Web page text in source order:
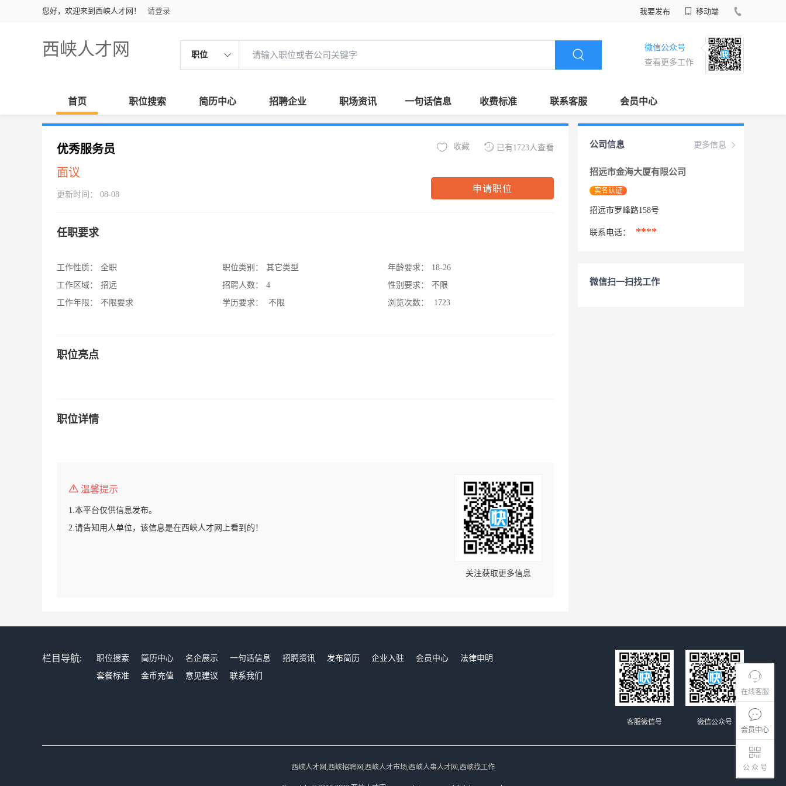
您好，欢迎来到西峡人才网！ 请登录 我要发布 移动端
西峡人才网 职位
微信公众号
查看更多工作
首页 职位搜索 简历中心 招聘企业 职场资讯 一句话信息 收费标准 联系客服 会员中心
在线客服
会员中心
公 众 号
优秀服务员
面议
更新时间： 08-08
已有1723人查看
收藏
申请职位
任职要求
工作性质：
全职
工作区域：
招远
工作年限：
不限要求
职位类别：
其它类型
招聘人数：
4
学历要求：
不限
年龄要求：
18-26
性别要求：
不限
浏览次数：
1723
职位亮点
职位详情
温馨提示
1.本平台仅供信息发布。
2.请告知用人单位，该信息是在西峡人才网上看到的！
关注获取更多信息
更多信息
公司信息
招远市金海大厦有限公司
实名认证
招远市罗峰路158号
联系电话： ****
微信扫一扫找工作
栏目导航: 职位搜索 简历中心 名企展示 一句话信息 招聘资讯 发布简历 企业入驻 会员中心
法律申明
套餐标准
金币充值 意见建议 联系我们
微信公众号
客服微信号
西峡人才网,西峡招聘网,西峡人才市场,西峡人事人才网,西峡找工作